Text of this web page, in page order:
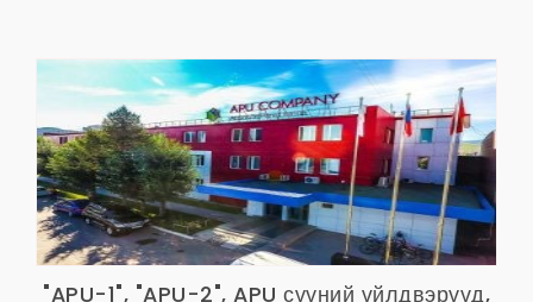
"APU-1", "APU-2", APU сүүний үйлдвэрүүд,